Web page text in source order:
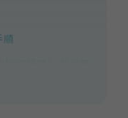
定様式）が必要